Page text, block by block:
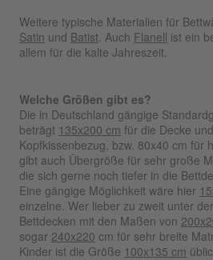
Weitere typische Materialien für
Satin und Batist . Auch Flanell ist ein
allem für die kalte Jahreszeit.
Welche Größen gibt es?
Die in Deutschland gängige
beträgt 135x200 cm für die Decke
Kopfkissenbezug, bzw. 80x40 cm für
gibt auch Übergröße für sehr große
die sich gerne noch tiefer in die
Eine gängige Möglichkeit wäre hier
einzelne. Wer lieber zu zweit unter
Bettdecken mit den Maßen von
sogar 240x220 cm für sehr breite
Kinder ist die Größe 100x135 cm